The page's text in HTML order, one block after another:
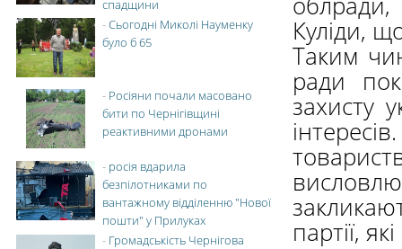
Куліди,
Таким
ради
захисту
партії,
спадщини
-Сьогодні Миколі Науменку
було б 65
- Росіяни почали масовано
бити по Чернігівщині
реактивними дронами
- росія вдарила
безпілотниками по
вантажному відділенню "Нової
пошти" у Прилуках
- Громадськість Чернігова